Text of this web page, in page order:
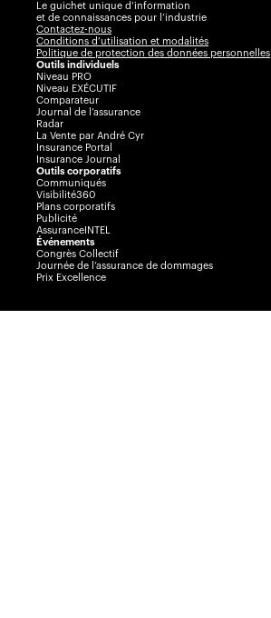
Le guichet unique d’information
et de connaissances pour l’industrie
Contactez-nous
Conditions d’utilisation et modalités
Politique de protection des données personnelles
Outils individuels
Niveau PRO
Niveau EXÉCUTIF
Comparateur
Journal de l’assurance
Radar
La Vente par André Cyr
Insurance Portal
Insurance Journal
Outils corporatifs
Communiqués
Visibilité360
Plans corporatifs
Publicité
AssuranceINTEL
Événements
Congrès Collectif
Journée de l’assurance de dommages
Prix Excellence